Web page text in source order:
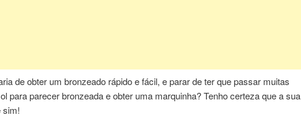
de obter um bronzeado rápido e fácil, e parar de ter que passar muitas
para parecer bronzeada e obter uma marquinha? Tenho certeza que a sua
sim!